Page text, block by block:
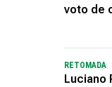
voto de
RETOMADA
Luciano